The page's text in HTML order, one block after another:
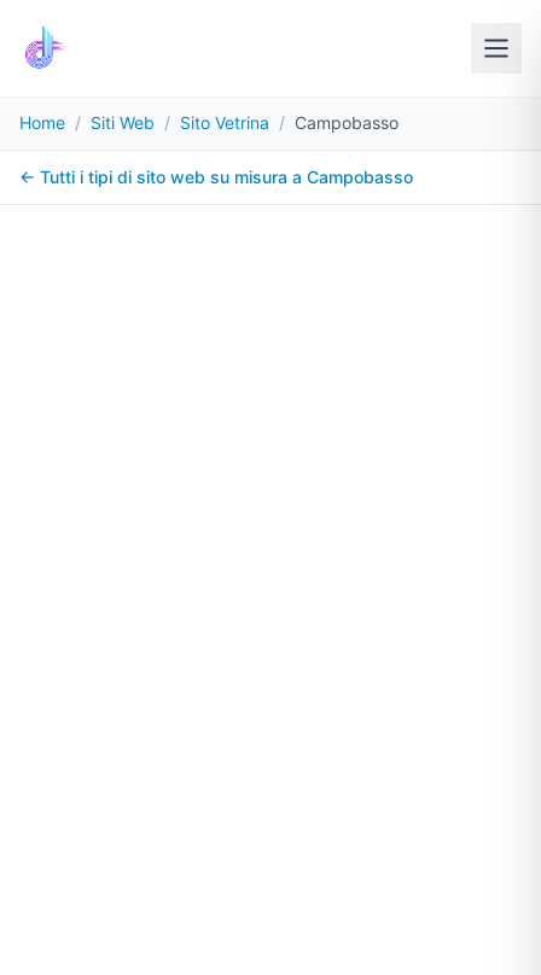
Home / Siti Web / Sito Vetrina / Campobasso
← Tutti i tipi di sito web su misura a Campobasso